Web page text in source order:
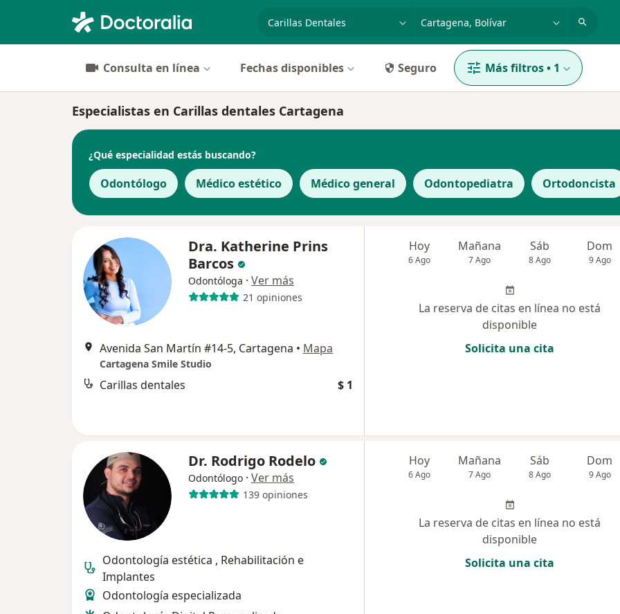
Consulta en línea Fechas disponibles Seguro Más filtros• 1
Especialistas en Carillas dentales Cartagena
¿Qué especialidad estás buscando?
Odontólogo Médico estético Médico general Odontopediatra Ortodoncista
Dra. Katherine Prins
Barcos
Odontóloga · Ver más
21 opiniones
Avenida San Martín #14-5, Cartagena • Mapa
Cartagena Smile Studio
Carillas dentales $ 1
Hoy
6 Ago
Mañana
7 Ago
Sáb
8 Ago
Dom
9 Ago
La reserva de citas en línea no está
disponible
Solicita una cita
Dr. Rodrigo Rodelo
Odontólogo · Ver más
139 opiniones
Odontología estética , Rehabilitación e
Implantes
Odontología especializada
Hoy
6 Ago
Mañana
7 Ago
Sáb
8 Ago
Dom
9 Ago
La reserva de citas en línea no está
disponible
Solicita una cita